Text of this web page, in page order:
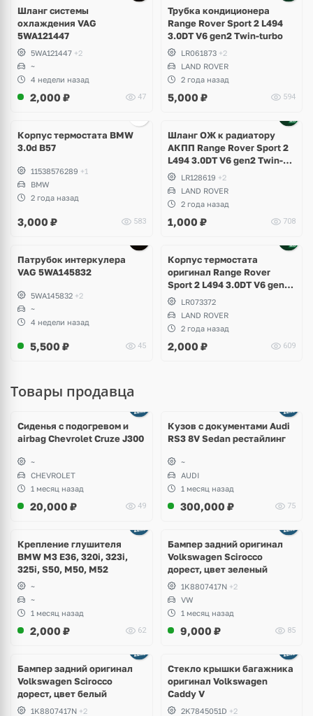
Шланг системы
охлаждения VAG
5WA121447
5WA121447 +2
~
4 недели назад
2,000 ₽ 47
Трубка кондиционера
Range Rover Sport 2 L494
3.0DT V6 gen2 Twin-turbo
LR061873 +2
LAND ROVER
2 года назад
5,000 ₽ 594
Корпус термостата BMW
3.0d B57
11538576289 +1
BMW
2 года назад
3,000 ₽ 583
Шланг ОЖ к радиатору
АКПП Range Rover Sport 2
L494 3.0DT V6 gen2 Twin-
turboLR128619 +2
LAND ROVER
2 года назад
1,000 ₽ 708
Патрубок интеркулера
VAG 5WA145832
5WA145832 +2
~
4 недели назад
5,500 ₽ 45
Корпус термостата
оригинал Range Rover
Sport 2 L494 3.0DT V6 gen2
Twin-turbo
LR073372
LAND ROVER
2 года назад
2,000 ₽ 609
Товары продавца
Сиденья с подогревом и
airbag Chevrolet Cruze J300
~
CHEVROLET
1 месяц назад
20,000 ₽ 49
Кузов с документами Audi
RS3 8V Sedan рестайлинг
~
AUDI
1 месяц назад
300,000 ₽ 75
Крепление глушителя
BMW M3 E36, 320i, 323i,
325i, S50, M50, M52
~
~
1 месяц назад
2,000 ₽ 62
Бампер задний оригинал
Volkswagen Scirocco
дорест, цвет зеленый
1K8807417N +2
VW
1 месяц назад
9,000 ₽ 85
Бампер задний оригинал
Volkswagen Scirocco
дорест, цвет белый
1K8807417N +2
Стекло крышки багажника
оригинал Volkswagen
Caddy V
2K7845051D +2